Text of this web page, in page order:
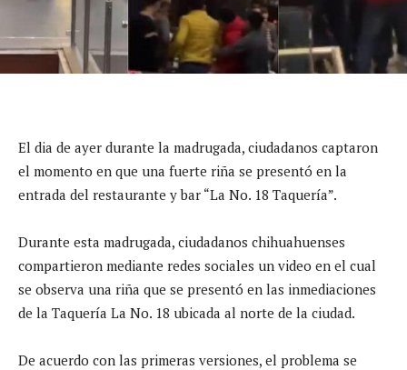
El dia de ayer durante la madrugada, ciudadanos captaron
el momento en que una fuerte riña se presentó en la
entrada del restaurante y bar “La No. 18 Taquería”.
Durante esta madrugada, ciudadanos chihuahuenses
compartieron mediante redes sociales un video en el cual
se observa una riña que se presentó en las inmediaciones
de la Taquería La No. 18 ubicada al norte de la ciudad.
De acuerdo con las primeras versiones, el problema se